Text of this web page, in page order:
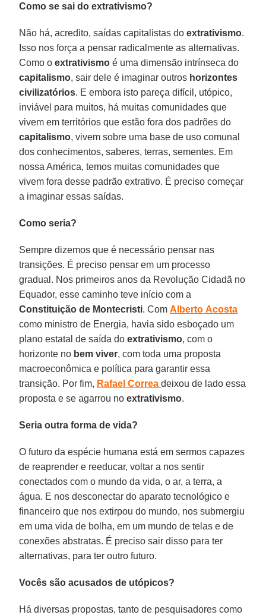
Como se sai do extrativismo?
Não há, acredito, saídas capitalistas doextrativismo.
Isso nos força a pensar radicalmente as alternativas.
Como oextrativismo é uma dimensão intrínseca do
capitalismo, sair dele é imaginar outros horizontes
civilizatórios. E embora isto pareça difícil, utópico,
inviável para muitos, há muitas comunidades que
vivem em territórios que estão fora dos padrões do
capitalismo, vivem sobre uma base de uso comunal
dos conhecimentos, saberes, terras, sementes. Em
nossa América, temos muitas comunidades que
vivem fora desse padrão extrativo. É preciso começar
a imaginar essas saídas.
Como seria?
Sempre dizemos que é necessário pensar nas
transições. É preciso pensar em um processo
gradual. Nos primeiros anos da Revolução Cidadã no
Equador, esse caminho teve início com a
Constituição de Montecristi. ComAlberto Acosta
como ministro de Energia, havia sido esboçado um
plano estatal de saída doextrativismo, com o
horizonte no bem viver, com toda uma proposta
macroeconômica e política para garantir essa
transição. Por fim, Rafael Correa deixou de lado essa
proposta e se agarrou noextrativismo.
Seria outra forma de vida?
O futuro da espécie humana está em sermos capazes
de reaprender e reeducar, voltar a nos sentir
conectados com o mundo da vida, o ar, a terra, a
água. E nos desconectar do aparato tecnológico e
financeiro que nos extirpou do mundo, nos submergiu
em uma vida de bolha, em um mundo de telas e de
conexões abstratas. É preciso sair disso para ter
alternativas, para ter outro futuro.
Vocês são acusados de utópicos?
Há diversas propostas, tanto de pesquisadores como